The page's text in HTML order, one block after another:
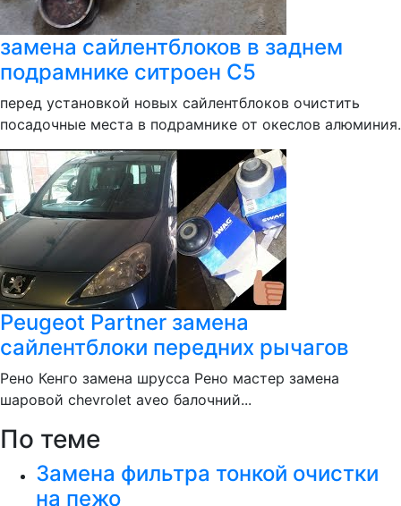
замена сайлентблоков в заднем
подрамнике ситроен С5
перед установкой новых сайлентблоков очистить
посадочные места в подрамнике от океслов алюминия.
Peugeot Partner замена
сайлентблоки передних рычагов
Рено Кенго замена шрусса Рено мастер замена
шаровой chevrolet aveo балочний...
По теме
Замена фильтра тонкой очистки
на пежо